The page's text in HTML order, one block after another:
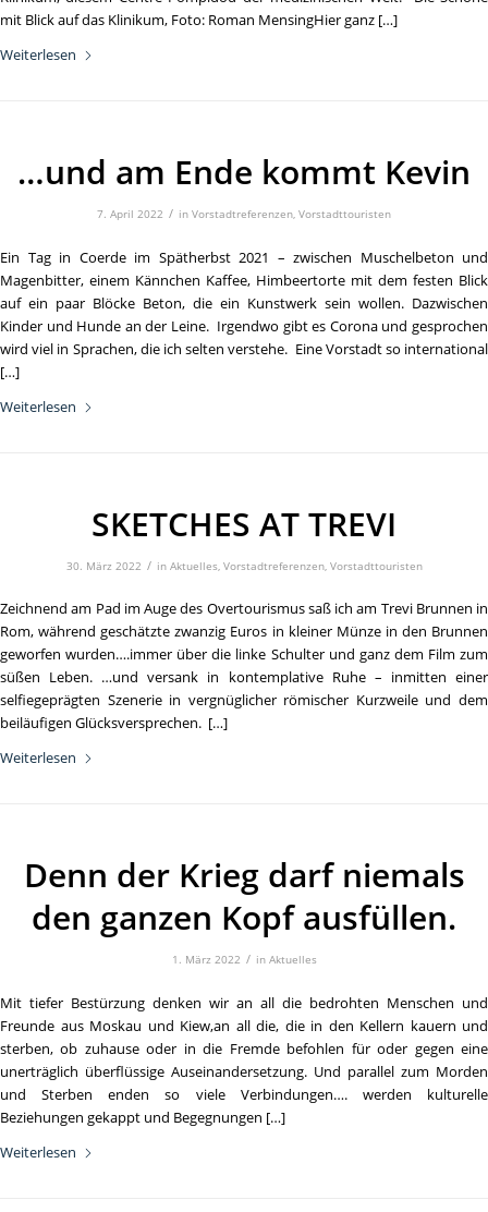
mit Blick auf das Klinikum, Foto: Roman MensingHier ganz […]
Weiterlesen
…und am Ende kommt Kevin
7. April 2022 / in Vorstadtreferenzen, Vorstadttouristen
Ein Tag in Coerde im Spätherbst 2021 – zwischen Muschelbeton und
Magenbitter, einem Kännchen Kaffee, Himbeertorte mit dem festen Blick
auf ein paar Blöcke Beton, die ein Kunstwerk sein wollen. Dazwischen
Kinder und Hunde an der Leine. Irgendwo gibt es Corona und gesprochen
wird viel in Sprachen, die ich selten verstehe. Eine Vorstadt so international
[…]
Weiterlesen
SKETCHES AT TREVI
30. März 2022 / in Aktuelles, Vorstadtreferenzen, Vorstadttouristen
Zeichnend am Pad im Auge des Overtourismus saß ich am Trevi Brunnen in
Rom, während geschätzte zwanzig Euros in kleiner Münze in den Brunnen
geworfen wurden….immer über die linke Schulter und ganz dem Film zum
süßen Leben. …und versank in kontemplative Ruhe – inmitten einer
selfiegeprägten Szenerie in vergnüglicher römischer Kurzweile und dem
beiläufigen Glücksversprechen. […]
Weiterlesen
Denn der Krieg darf niemals
den ganzen Kopf ausfüllen.
1. März 2022 / in Aktuelles
Mit tiefer Bestürzung denken wir an all die bedrohten Menschen und
Freunde aus Moskau und Kiew,an all die, die in den Kellern kauern und
sterben, ob zuhause oder in die Fremde befohlen für oder gegen eine
unerträglich überflüssige Auseinandersetzung. Und parallel zum Morden
und Sterben enden so viele Verbindungen…. werden kulturelle
Beziehungen gekappt und Begegnungen […]
Weiterlesen